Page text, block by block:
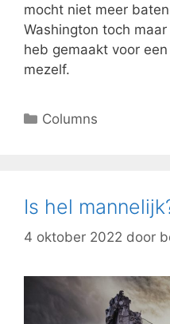
mocht niet meer
Washington toch
heb gemaakt voor
mezelf.
Columns
Is hel
4 oktober 2022 door